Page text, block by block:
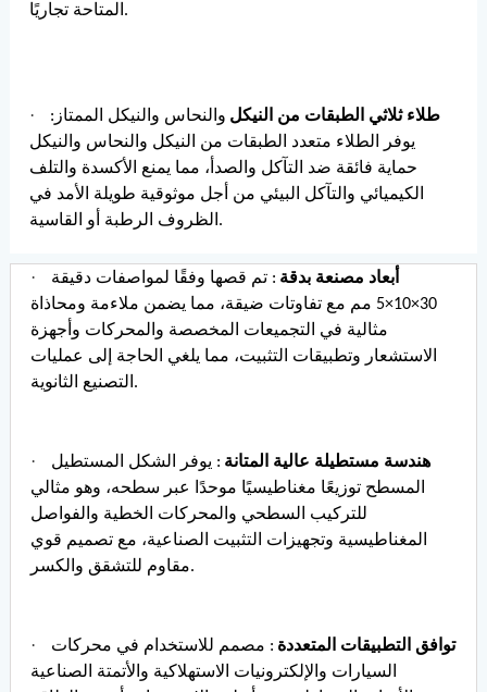
المتاحة تجاريًا.
· طلاء ثلاثي الطبقات من النيكل والنحاس والنيكل الممتاز:
يوفر الطلاء متعدد الطبقات من النيكل والنحاس والنيكل
حماية فائقة ضد التآكل والصدأ، مما يمنع الأكسدة والتلف
الكيميائي والتآكل البيئي من أجل موثوقية طويلة الأمد في
الظروف الرطبة أو القاسية.
· أبعاد مصنعة بدقة : تم قصها وفقًا لمواصفات دقيقة
30×10×5 مم مع تفاوتات ضيقة، مما يضمن ملاءمة ومحاذاة
مثالية في التجميعات المخصصة والمحركات وأجهزة
الاستشعار وتطبيقات التثبيت، مما يلغي الحاجة إلى عمليات
التصنيع الثانوية.
· هندسة مستطيلة عالية المتانة : يوفر الشكل المستطيل
المسطح توزيعًا مغناطيسيًا موحدًا عبر سطحه، وهو مثالي
للتركيب السطحي والمحركات الخطية والفواصل
المغناطيسية وتجهيزات التثبيت الصناعية، مع تصميم قوي
مقاوم للتشقق والكسر.
· توافق التطبيقات المتعددة : مصمم للاستخدام في محركات
السيارات والإلكترونيات الاستهلاكية والأتمتة الصناعية